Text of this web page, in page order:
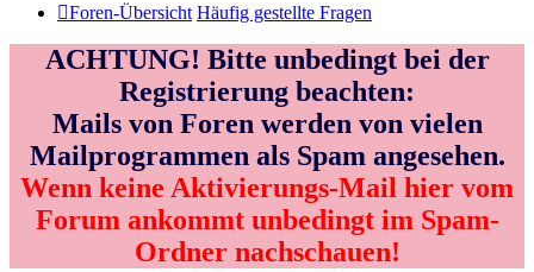
Foren-Übersicht Häufig gestellte Fragen
ACHTUNG! Bitte unbedingt bei der
Registrierung beachten:
Mails von Foren werden von vielen
Mailprogrammen als Spam angesehen.
Wenn keine Aktivierungs-Mail hier vom
Forum ankommt unbedingt im Spam-
Ordner nachschauen!